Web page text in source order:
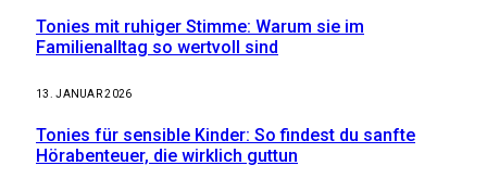
Tonies mit ruhiger Stimme: Warum sie im
Familienalltag so wertvoll sind
13. JANUAR 2026
Tonies für sensible Kinder: So findest du sanfte
Hörabenteuer, die wirklich guttun